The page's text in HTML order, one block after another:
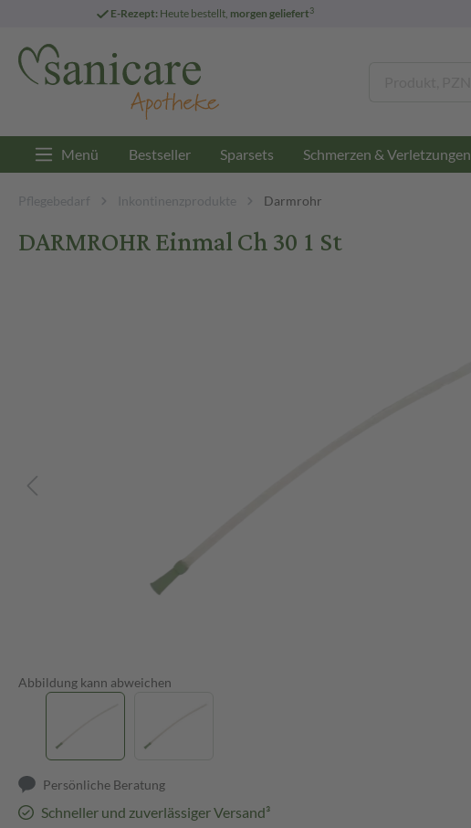
E-Rezept: Heute bestellt, morgen geliefert3
Menü Bestseller Sparsets Schmerzen & Verletzungen
Pflegebedarf Inkontinenzprodukte Darmrohr
DARMROHR Einmal Ch 30 1 St
Abbildung kann abweichen
Persönliche Beratung
Schneller und zuverlässiger Versand³